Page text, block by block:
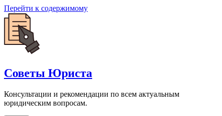
Перейти к содержимому
Советы Юриста
Консультации и рекомендации по всем актуальным
юридическим вопросам.